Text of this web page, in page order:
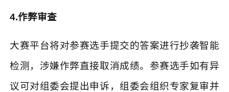
4.作弊审查
大赛平台将对参赛选手提交的答案进行抄袭智能
检测，涉嫌作弊直接取消成绩。参赛选手如有异
议可对组委会提出申诉，组委会组织专家复审并